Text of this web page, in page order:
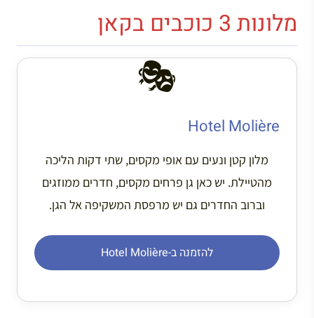
מלונות 3 כוכבים בקאן
🎭
Hotel Molière
מלון קטן ונעים עם אופי מקסים, שתי דקות הליכה
מהטיילת. יש כאן גן פרחים מקסים, חדרים ממוזגים
וברוב החדרים גם יש מרפסת המשקיפה אל הגן.
להזמנה ב-Hotel Molière